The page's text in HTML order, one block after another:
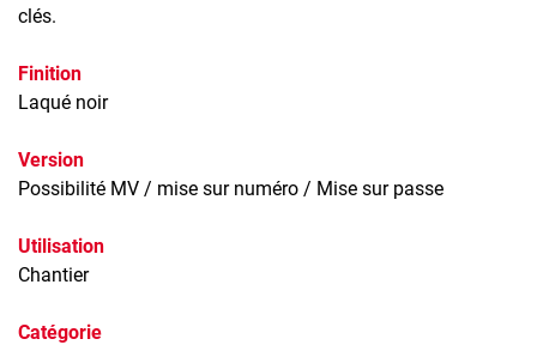
clés.
Finition
Laqué noir
Version
Possibilité MV / mise sur numéro / Mise sur passe
Utilisation
Chantier
Catégorie